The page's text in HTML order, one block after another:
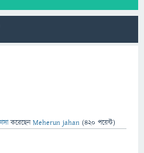
করেছেনMeherun jahan (420 পয়েন্ট)